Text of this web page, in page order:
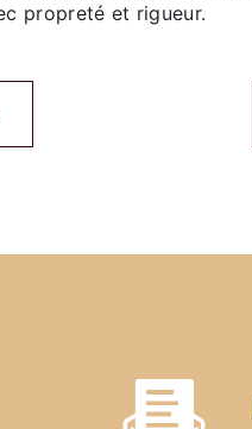
propreté et rigueur.